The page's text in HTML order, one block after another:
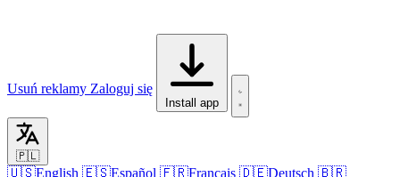
Usuń reklamy Zaloguj się
Install app
🇵🇱
🇺🇸English 🇪🇸Español 🇫🇷Français 🇩🇪Deutsch 🇧🇷